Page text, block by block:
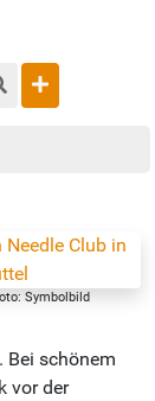
Symbolbild
Bei schönem
vor der